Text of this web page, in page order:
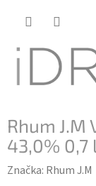
Rhum J.M
43,0% 0,7 l
Značka: Rhum J.M